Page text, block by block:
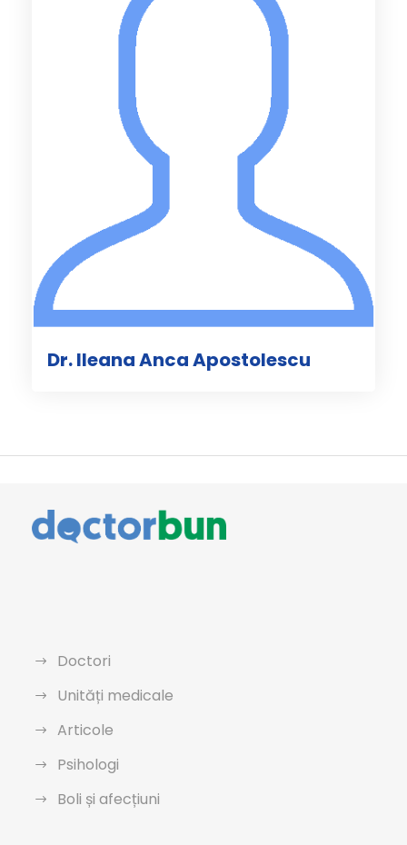
Dr. Ileana Anca Apostolescu
Doctori
Unități medicale
Articole
Psihologi
Boli și afecțiuni